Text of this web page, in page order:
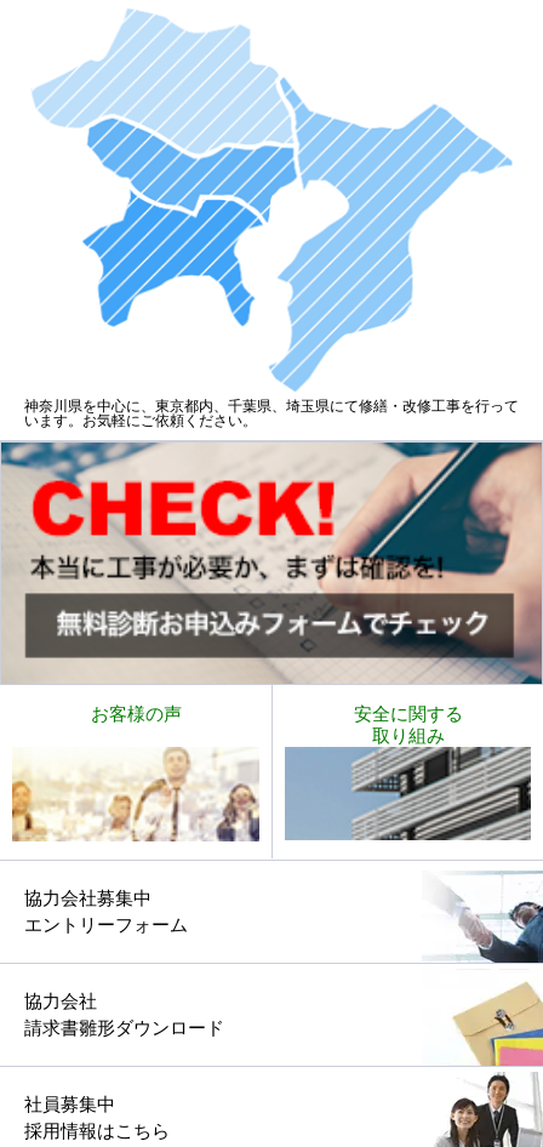
神奈川県を中心に、東京都内、千葉県、埼玉県にて修繕・改修工事を行って
います。お気軽にご依頼ください。
お客様の声
安全に関する
取り組み
協力会社募集中
エントリーフォーム
協力会社
請求書雛形ダウンロード
社員募集中
採用情報はこちら